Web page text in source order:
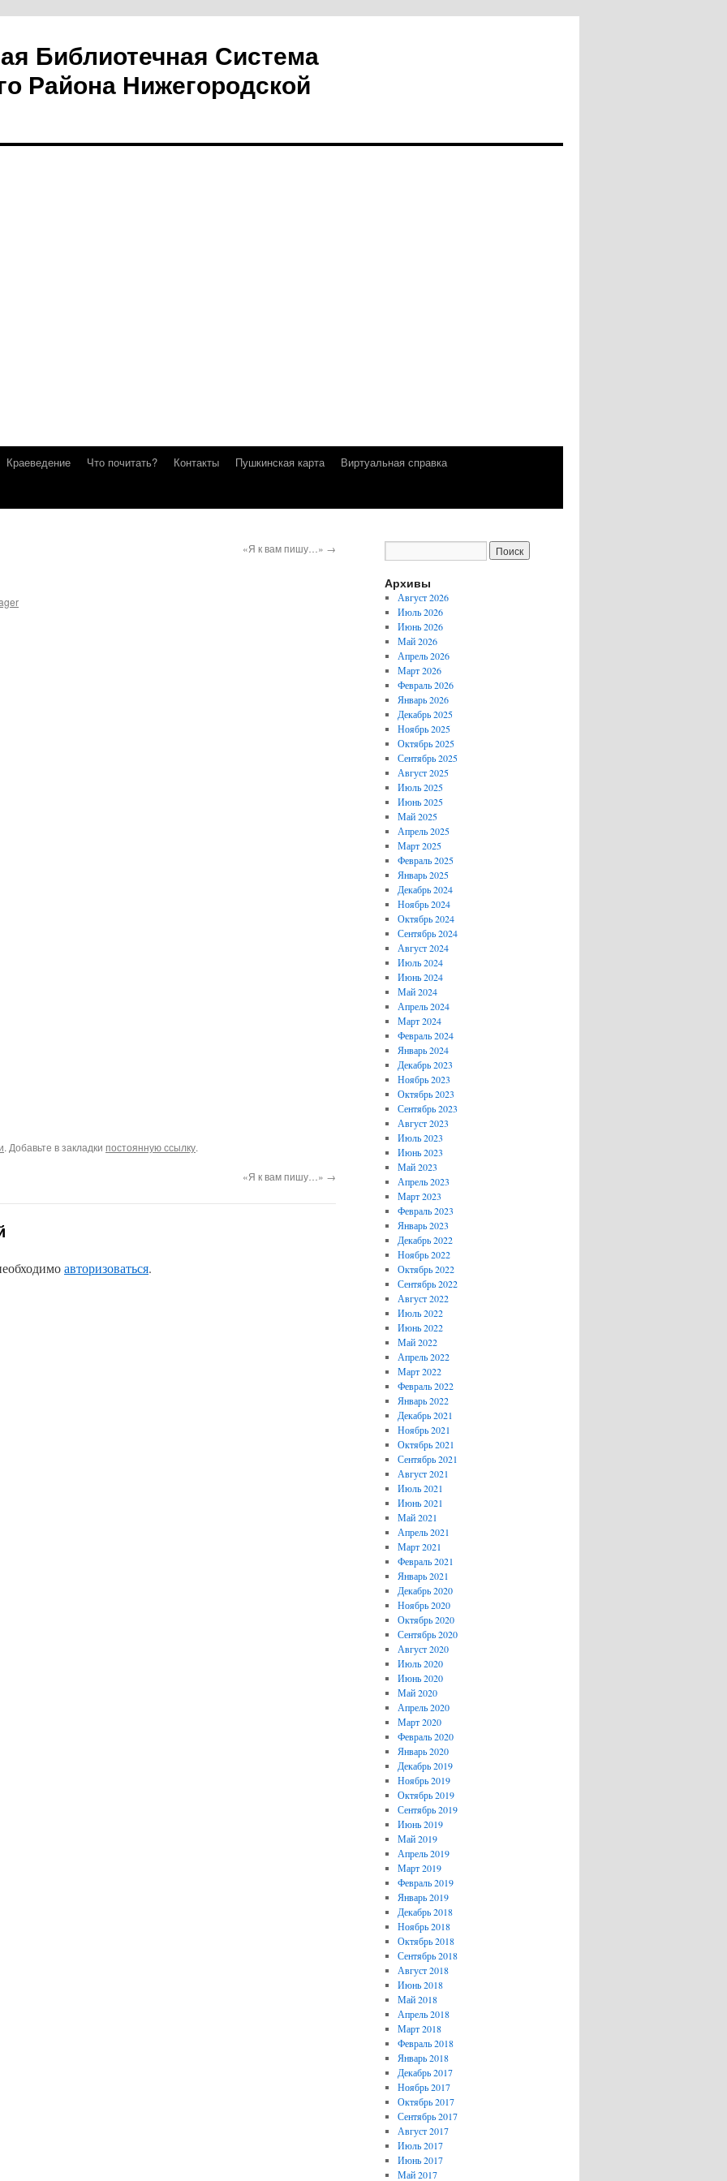
Библиотечная Система
Района Нижегородской
Краеведение Что почитать? Контакты Пушкинская карта
Виртуальная справка
«Я к вам пишу…» →
. Добавьте в закладки постоянную ссылку.
«Я к вам пишу…» →
авторизоваться.
Архивы
Август 2026
Июль 2026
Июнь 2026
Май 2026
Апрель 2026
Март 2026
Февраль 2026
Январь 2026
Декабрь 2025
Ноябрь 2025
Октябрь 2025
Сентябрь 2025
Август 2025
Июль 2025
Июнь 2025
Май 2025
Апрель 2025
Март 2025
Февраль 2025
Январь 2025
Декабрь 2024
Ноябрь 2024
Октябрь 2024
Сентябрь 2024
Август 2024
Июль 2024
Июнь 2024
Май 2024
Апрель 2024
Март 2024
Февраль 2024
Январь 2024
Декабрь 2023
Ноябрь 2023
Октябрь 2023
Сентябрь 2023
Август 2023
Июль 2023
Июнь 2023
Май 2023
Апрель 2023
Март 2023
Февраль 2023
Январь 2023
Декабрь 2022
Ноябрь 2022
Октябрь 2022
Сентябрь 2022
Август 2022
Июль 2022
Июнь 2022
Май 2022
Апрель 2022
Март 2022
Февраль 2022
Январь 2022
Декабрь 2021
Ноябрь 2021
Октябрь 2021
Сентябрь 2021
Август 2021
Июль 2021
Июнь 2021
Май 2021
Апрель 2021
Март 2021
Февраль 2021
Январь 2021
Декабрь 2020
Ноябрь 2020
Октябрь 2020
Сентябрь 2020
Август 2020
Июль 2020
Июнь 2020
Май 2020
Апрель 2020
Март 2020
Февраль 2020
Январь 2020
Декабрь 2019
Ноябрь 2019
Октябрь 2019
Сентябрь 2019
Июнь 2019
Май 2019
Апрель 2019
Март 2019
Февраль 2019
Январь 2019
Декабрь 2018
Ноябрь 2018
Октябрь 2018
Сентябрь 2018
Август 2018
Июнь 2018
Май 2018
Апрель 2018
Март 2018
Февраль 2018
Январь 2018
Декабрь 2017
Ноябрь 2017
Октябрь 2017
Сентябрь 2017
Август 2017
Июль 2017
Июнь 2017
Май 2017